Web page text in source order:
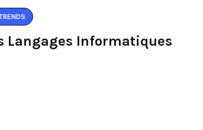
Langages Informatiques